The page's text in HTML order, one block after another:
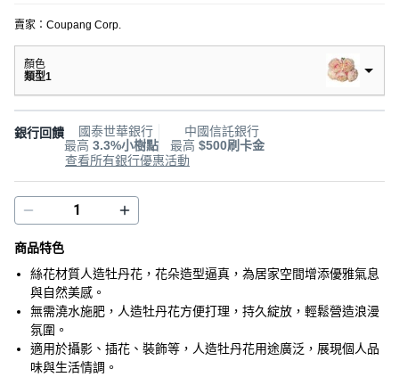
賣家： Coupang Corp.
顏色
類型1
銀行回饋
國泰世華銀行
最高 3.3%小樹點
中國信託銀行
最高 $500刷卡金
查看所有銀行優惠活動
商品特色
絲花材質人造牡丹花，花朵造型逼真，為居家空間增添優雅氣息
與自然美感。
無需澆水施肥，人造牡丹花方便打理，持久綻放，輕鬆營造浪漫
氛圍。
適用於攝影、插花、裝飾等，人造牡丹花用途廣泛，展現個人品
味與生活情調。